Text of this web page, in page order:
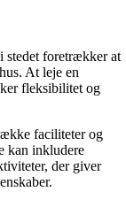
stedet foretrækker at
At leje en
fleksibilitet og
faciliteter og
kan inkludere
der giver